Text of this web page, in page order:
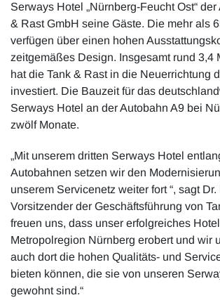
Serways Hotel „Nürnberg-Feucht Ost“
& Rast GmbH seine Gäste. Die mehr als
verfügen über einen hohen
zeitgemäßes Design. Insgesamt rund 3,4
hat die Tank & Rast in die Neuerrichtung
investiert. Die Bauzeit für das
Serways Hotel an der Autobahn A9 bei
zwölf Monate.
„Mit unserem dritten Serways Hotel
Autobahnen setzen wir den
unserem Servicenetz weiter fort “, sagt
Vorsitzender der Geschäftsführung von
freuen uns, dass unser erfolgreiches
Metropolregion Nürnberg erobert und wir
auch dort die hohen Qualitäts- und
bieten können, die sie von unseren
gewohnt sind.“